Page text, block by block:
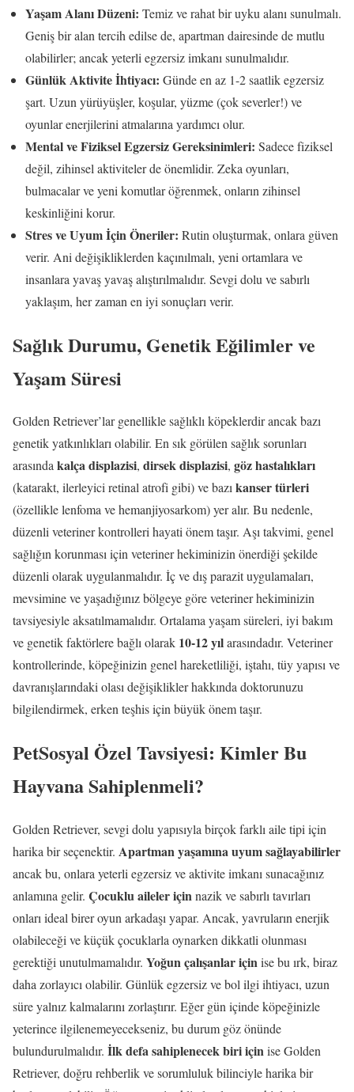
Yaşam Alanı Düzeni: Temiz ve rahat bir uyku alanı sunulmalı.
Geniş bir alan tercih edilse de, apartman dairesinde de mutlu
olabilirler; ancak yeterli egzersiz imkanı sunulmalıdır.
Günlük Aktivite İhtiyacı: Günde en az 1-2 saatlik egzersiz
şart. Uzun yürüyüşler, koşular, yüzme (çok severler!) ve
oyunlar enerjilerini atmalarına yardımcı olur.
Mental ve Fiziksel Egzersiz Gereksinimleri: Sadece fiziksel
değil, zihinsel aktiviteler de önemlidir. Zeka oyunları,
bulmacalar ve yeni komutlar öğrenmek, onların zihinsel
keskinliğini korur.
Stres ve Uyum İçin Öneriler: Rutin oluşturmak, onlara güven
verir. Ani değişikliklerden kaçınılmalı, yeni ortamlara ve
insanlara yavaş yavaş alıştırılmalıdır. Sevgi dolu ve sabırlı
yaklaşım, her zaman en iyi sonuçları verir.
Sağlık Durumu, Genetik Eğilimler ve
Yaşam Süresi
Golden Retriever’lar genellikle sağlıklı köpeklerdir ancak bazı
genetik yatkınlıkları olabilir. En sık görülen sağlık sorunları
arasındakalça displazisi, dirsek displazisi, göz hastalıkları
(katarakt, ilerleyici retinal atrofi gibi) ve bazıkanser türleri
(özellikle lenfoma ve hemanjiyosarkom) yer alır. Bu nedenle,
düzenli veteriner kontrolleri hayati önem taşır. Aşı takvimi, genel
sağlığın korunması için veteriner hekiminizin önerdiği şekilde
düzenli olarak uygulanmalıdır. İç ve dış parazit uygulamaları,
mevsimine ve yaşadığınız bölgeye göre veteriner hekiminizin
tavsiyesiyle aksatılmamalıdır. Ortalama yaşam süreleri, iyi bakım
ve genetik faktörlere bağlı olarak 10-12 yılarasındadır. Veteriner
kontrollerinde, köpeğinizin genel hareketliliği, iştahı, tüy yapısı ve
davranışlarındaki olası değişiklikler hakkında doktorunuzu
bilgilendirmek, erken teşhis için büyük önem taşır.
PetSosyal Özel Tavsiyesi: Kimler Bu
Hayvana Sahiplenmeli?
Golden Retriever, sevgi dolu yapısıyla birçok farklı aile tipi için
harika bir seçenektir. Apartman yaşamına uyum sağlayabilirler
ancak bu, onlara yeterli egzersiz ve aktivite imkanı sunacağınız
anlamına gelir. Çocuklu aileler içinnazik ve sabırlı tavırları
onları ideal birer oyun arkadaşı yapar. Ancak, yavruların enerjik
olabileceği ve küçük çocuklarla oynarken dikkatli olunması
gerektiği unutulmamalıdır. Yoğun çalışanlar içinise bu ırk, biraz
daha zorlayıcı olabilir. Günlük egzersiz ve bol ilgi ihtiyacı, uzun
süre yalnız kalmalarını zorlaştırır. Eğer gün içinde köpeğinizle
yeterince ilgilenemeyecekseniz, bu durum göz önünde
bulundurulmalıdır. İlk defa sahiplenecek biri içinise Golden
Retriever, doğru rehberlik ve sorumluluk bilinciyle harika bir